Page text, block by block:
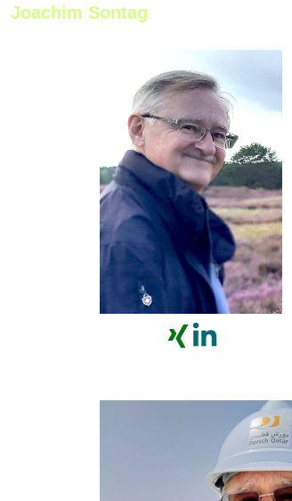
Joachim Sontag